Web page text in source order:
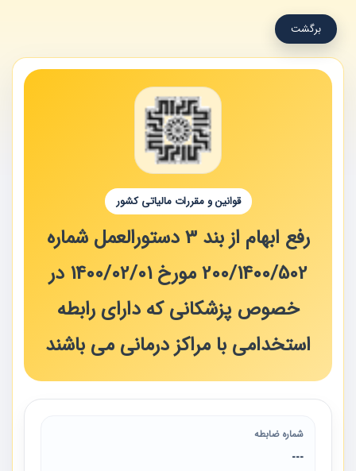
برگشت
قوانین و مقررات مالیاتی کشور
رفع ابهام از بند 3 دستورالعمل شماره
200/1400/502 مورخ 1400/02/01 در
خصوص پزشکانی که دارای رابطه
استخدامی با مراکز درمانی می باشند
شماره ضابطه
---